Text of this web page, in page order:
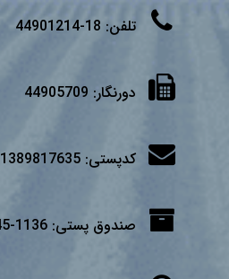
تلفن: 18-44901214
دورنگار: 44905709
کدپستی: 1389817635
صندوق پستی: 1136-13445